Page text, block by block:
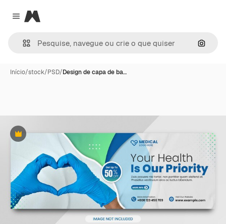
Close menu
Magnific
Início/stock/PSD/Design de capa de ba…
Premium